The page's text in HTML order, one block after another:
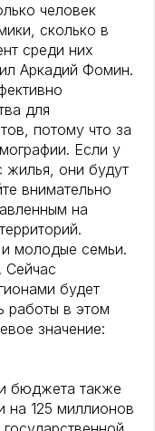
человек
сколько в
среди них
Аркадий Фомин.
для
потому что за
Если у
они будут
внимательно
на
молодые семьи.
Сейчас
будет
работы в этом
значение:
бюджета также
на 125 миллионов